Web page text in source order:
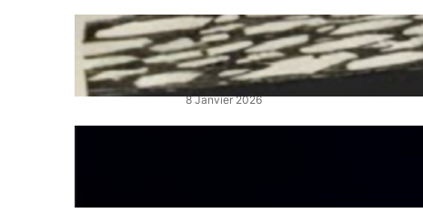
« Artistes en Vitrine »: L’éclat
qui réveille les cœurs de ville
8 Janvier 2026